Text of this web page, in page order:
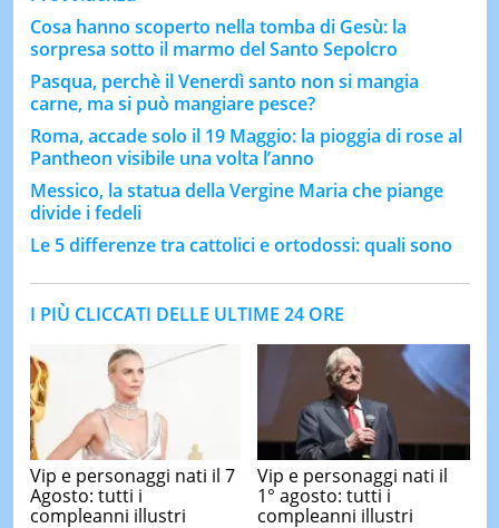
Cosa hanno scoperto nella tomba di Gesù: la
sorpresa sotto il marmo del Santo Sepolcro
Pasqua, perchè il Venerdì santo non si mangia
carne, ma si può mangiare pesce?
Roma, accade solo il 19 Maggio: la pioggia di rose al
Pantheon visibile una volta l’anno
Messico, la statua della Vergine Maria che piange
divide i fedeli
Le 5 differenze tra cattolici e ortodossi: quali sono
I PIÙ CLICCATI DELLE ULTIME 24 ORE
Vip e personaggi nati il 7
Agosto: tutti i
compleanni illustri
Vip e personaggi nati il
1° agosto: tutti i
compleanni illustri